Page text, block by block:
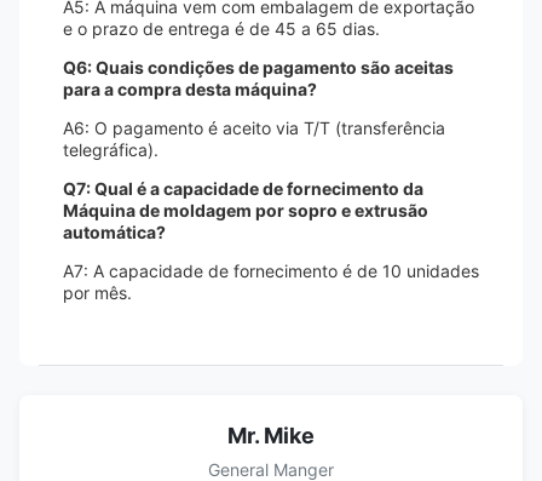
A5: A máquina vem com embalagem de exportação
e o prazo de entrega é de 45 a 65 dias.
Q6: Quais condições de pagamento são aceitas
para a compra desta máquina?
A6: O pagamento é aceito via T/T (transferência
telegráfica).
Q7: Qual é a capacidade de fornecimento da
Máquina de moldagem por sopro e extrusão
automática?
A7: A capacidade de fornecimento é de 10 unidades
por mês.
Mr. Mike
General Manger